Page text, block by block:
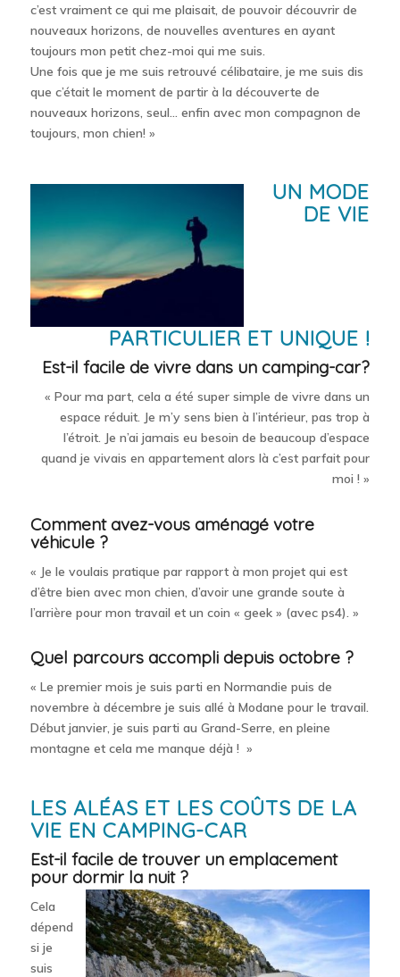
c’est vraiment ce qui me plaisait, de pouvoir découvrir de
nouveaux horizons, de nouvelles aventures en ayant
toujours mon petit chez-moi qui me suis.
Une fois que je me suis retrouvé célibataire, je me suis dis
que c’était le moment de partir à la découverte de
nouveaux horizons, seul… enfin avec mon compagnon de
toujours, mon chien! »
UN MODE
DE VIE
PARTICULIER ET UNIQUE !
Est-il facile de vivre dans un camping-car?
« Pour ma part, cela a été super simple de vivre dans un
espace réduit. Je m’y sens bien à l’intérieur, pas trop à
l’étroit. Je n’ai jamais eu besoin de beaucoup d’espace
quand je vivais en appartement alors là c’est parfait pour
moi ! »
Comment avez-vous aménagé votre
véhicule ?
« Je le voulais pratique par rapport à mon projet qui est
d’être bien avec mon chien, d’avoir une grande soute à
l’arrière pour mon travail et un coin « geek » (avec ps4). »
Quel parcours accompli depuis octobre ?
« Le premier mois je suis parti en Normandie puis de
novembre à décembre je suis allé à Modane pour le travail.
Début janvier, je suis parti au Grand-Serre, en pleine
montagne et cela me manque déjà ! »
LES ALÉAS ET LES COÛTS DE LA
VIE EN CAMPING-CAR
Est-il facile de trouver un emplacement
pour dormir la nuit ?
Cela
dépend
si je
suis